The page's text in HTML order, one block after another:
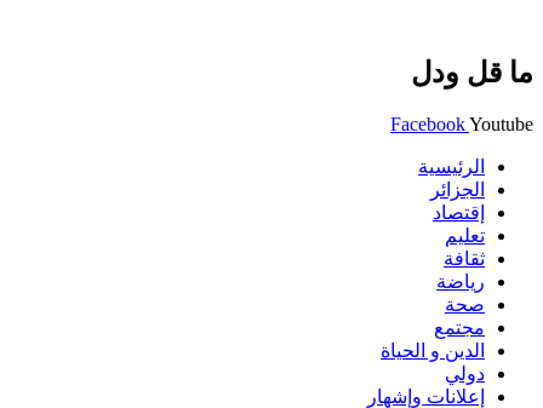
ما قل ودل
FacebookYoutube
الرئيسية
الجزائر
إقتصاد
تعليم
ثقافة
رياضة
صحة
مجتمع
الدين و الحياة
دولي
إعلانات وإشهار